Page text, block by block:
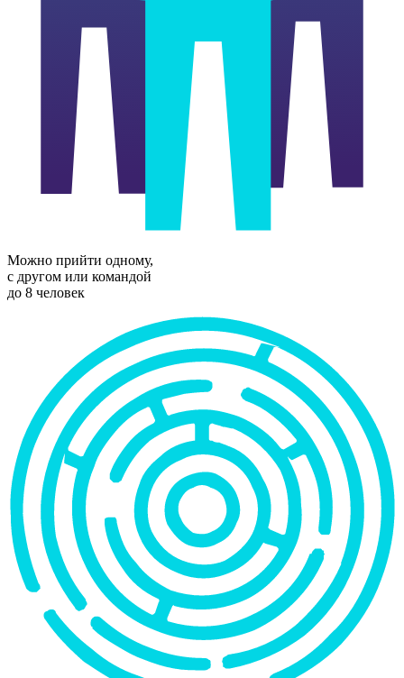
Можно прийти одному,
с другом или командой
до 8 человек